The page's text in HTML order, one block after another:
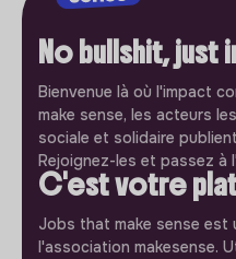
No bullshit, just
Bienvenue là où l'impact
make sense, les acteurs
sociale et solidaire
Rejoignez-les et passez à
C'est votre
Jobs that make sense
l'association makesense.